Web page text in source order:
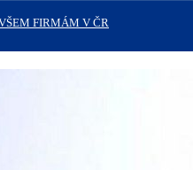
FIRMÁM V ČR